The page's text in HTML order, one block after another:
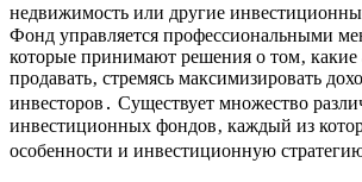
недвижимость или другие
Фонд управляется профессиональными
которые принимают решения о том‚ какие
продавать‚ стремясь максимизировать
инвесторов․ Существует множество
инвестиционных фондов‚ каждый из
особенности и инвестиционную